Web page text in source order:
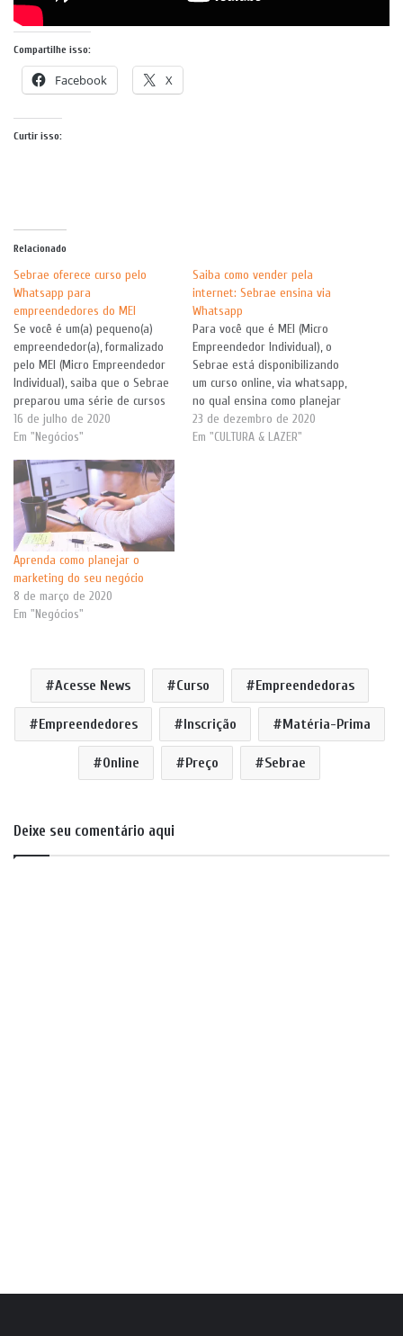
Compartilhe isso:
Facebook X
Curtir isso:
Relacionado
Sebrae oferece curso pelo
Whatsapp para
empreendedores do MEI
Se você é um(a) pequeno(a)
empreendedor(a), formalizado
pelo MEI (Micro Empreendedor
Individual), saiba que o Sebrae
preparou uma série de cursos
na chamada Super Jornada MEI.
Entre eles, está o Organize seu
suas vendas. Com um facilitador
importante, feito via whatsapp.
Nele, segundo a instituição,
"você…
16 de julho de 2020
Em "Negócios"
Saiba como vender pela
internet: Sebrae ensina via
Whatsapp
Para você que é MEI (Micro
Empreendedor Individual), o
Sebrae está disponibilizando
um curso online, via whatsapp,
no qual ensina como planejar
as vendas pela internet,
usando as ferramentas do
23 de dezembro de 2020
Em "CULTURA & LAZER"
Aprenda como planejar o
marketing do seu negócio
8 de março de 2020
Em "Negócios"
Acesse News Curso Empreendedoras
Empreendedores Inscrição Matéria-Prima
Online Preço Sebrae
Deixe seu comentário aqui